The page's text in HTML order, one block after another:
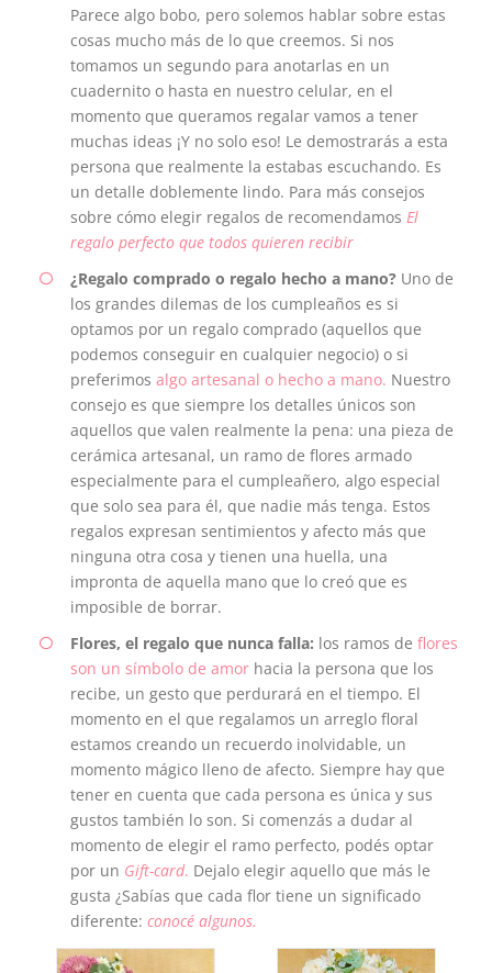
Parece algo bobo, pero solemos hablar sobre estas
cosas mucho más de lo que creemos. Si nos
tomamos un segundo para anotarlas en un
cuadernito o hasta en nuestro celular, en el
momento que queramos regalar vamos a tener
muchas ideas ¡Y no solo eso! Le demostrarás a esta
persona que realmente la estabas escuchando. Es
un detalle doblemente lindo. Para más consejos
sobre cómo elegir regalos de recomendamos El
regalo perfecto que todos quieren recibir
¿Regalo comprado o regalo hecho a mano? Uno de
los grandes dilemas de los cumpleaños es si
optamos por un regalo comprado (aquellos que
podemos conseguir en cualquier negocio) o si
preferimos algo artesanal o hecho a mano. Nuestro
consejo es que siempre los detalles únicos son
aquellos que valen realmente la pena: una pieza de
cerámica artesanal, un ramo de flores armado
especialmente para el cumpleañero, algo especial
que solo sea para él, que nadie más tenga. Estos
regalos expresan sentimientos y afecto más que
ninguna otra cosa y tienen una huella, una
impronta de aquella mano que lo creó que es
imposible de borrar.
Flores, el regalo que nunca falla: los ramos de flores
son un símbolo de amor hacia la persona que los
recibe, un gesto que perdurará en el tiempo. El
momento en el que regalamos un arreglo floral
estamos creando un recuerdo inolvidable, un
momento mágico lleno de afecto. Siempre hay que
tener en cuenta que cada persona es única y sus
gustos también lo son. Si comenzás a dudar al
momento de elegir el ramo perfecto, podés optar
por un Gift-card. Dejalo elegir aquello que más le
gusta ¿Sabías que cada flor tiene un significado
diferente: conocé algunos.